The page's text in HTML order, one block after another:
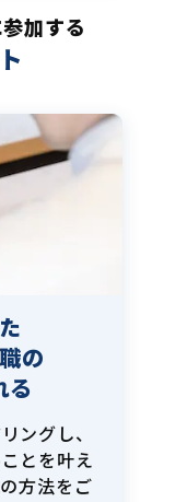
加する
の
る
ングし、
とを叶え
方法をご